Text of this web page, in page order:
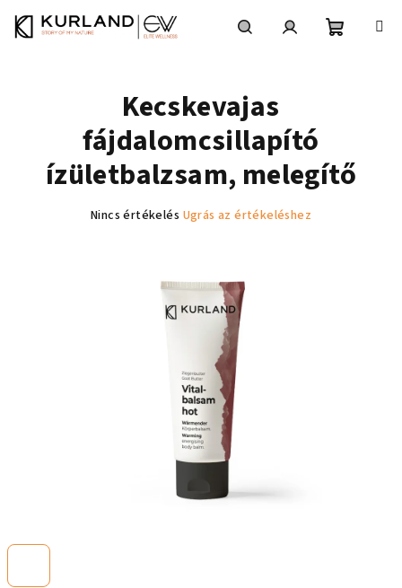
Kecskevajas
fájdalomcsillapító
ízületbalzsam, melegítő
A
Nincs értékelés Ugrás az értékeléshez